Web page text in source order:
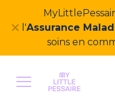
l'Assurance
soins en
✕